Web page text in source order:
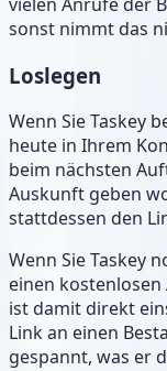
sonst nimmt das
Loslegen
Wenn Sie Taskey
heute in Ihrem
beim nächsten
Auskunft geben
stattdessen den
Wenn Sie Taskey
einen
ist damit direkt
Link an einen
gespannt, was er